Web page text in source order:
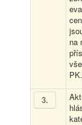
na
PK.
3.